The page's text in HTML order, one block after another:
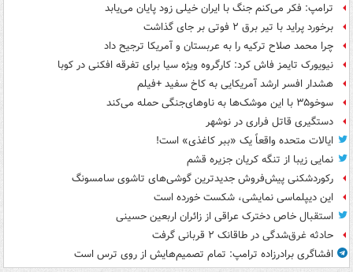
ترامپ: فکر می‌کنم جنگ با ایران خیلی زود پایان می‌یابد
برخورد پراید با تیر برق ۲ فوتی بر جای گذاشت
چرا محمد صلاح ترکیه را به عربستان و آمریکا ترجیح داد
نیویورک تایمز فاش کرد: کارگروه ویژه سیا برای تفرقه افکنی در کوبا
هشدار افسر ارشد آمریکایی به کاخ سفید +فیلم
سوخو۳۵ با این موشک‌ها به ناوهای‌جنگی حمله می‌کند
دستگیری قاتل فراری در نوشهر
ایالات متحده واقعاً یک «ببر کاغذی» است!
نمایی زیبا از تنگه کریان جزیره قشم
رکوردشکنی پیش‌فروش جدیدترین گوشی‌های تاشوی سامسونگ
این دیپلماسی نمایشی، شکست خورده است
استقبال خاص دخترک عراقی از زائران اربعین حسینی
حادثه غرق‌شدگی در طاقانک ۲ قربانی گرفت
افشاگری برادرزاده ترامپ: تمام تصمیم‌هایش از روی ترس است